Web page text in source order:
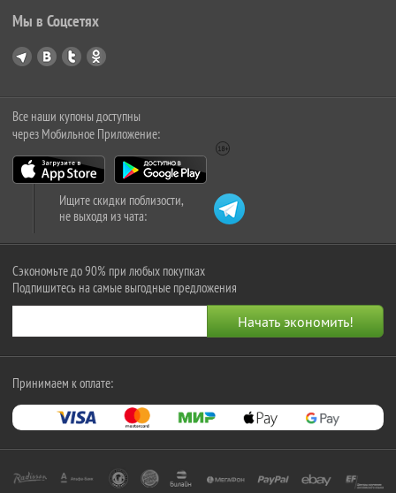
Мы в Соцсетях
Все наши купоны доступны
через Мобильное Приложение:
Ищите скидки поблизости,
не выходя из чата:
Сэкономьте до 90% при любых покупках
Подпишитесь на самые выгодные предложения
Принимаем к оплате: